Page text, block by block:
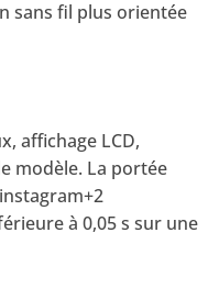
sans fil plus orientée
affichage LCD,
modèle. La portée
à 0,05 s sur une